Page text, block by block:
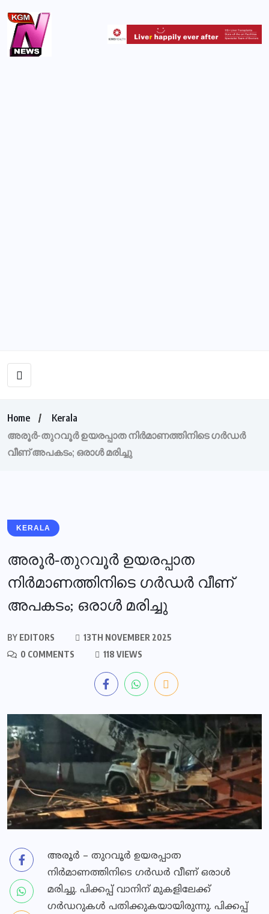
Home
Kerala
അരൂർ-തുറവൂർ ഉയരപ്പാത നിർമാണത്തിനിടെ ഗർഡർ
വീണ് അപകടം; ഒരാൾ മരിച്ചു
KERALA
അരൂർ-തുറവൂർ ഉയരപ്പാത
നിർമാണത്തിനിടെ ഗർഡർ വീണ്
അപകടം; ഒരാൾ മരിച്ചു
BY EDITORS
13TH NOVEMBER 2025
0 COMMENTS
118 VIEWS
അരൂർ – തുറവൂർ ഉയരപ്പാത
നിർമാണത്തിനിടെ ഗർഡർ വീണ് ഒരാൾ
മരിച്ചു. പിക്കപ്പ് വാനിന് മുകളിലേക്ക് ​
ഗർഡറുകൾ പതിക്കുകയായിരുന്നു. പിക്കപ്പ്